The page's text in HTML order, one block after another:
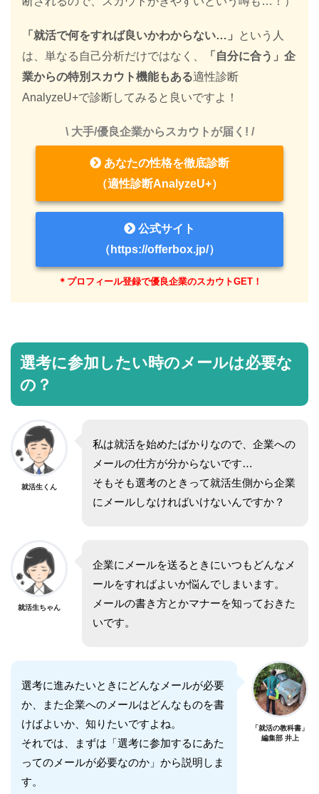
「就活で何をすれば良いかわからない…」
という人
は、単なる自己分析だけではなく、
「自分に合う」企
業からの特別スカウト機能もある適性診断
AnalyzeU+で診断してみると良いですよ！
\ 大手/優良企業からスカウトが届く! /
あなたの性格を徹底診断
（適性診断AnalyzeU+）
公式サイト
（https://offerbox.jp/）
＊プロフィール登録で優良企業のスカウトGET！
選考に参加したい時のメールは必要な
の？
就活生くん
私は就活を始めたばかりなので、企業への
メールの仕方が分からないです…
そもそも選考のときって就活生側から企業
にメールしなければいけないんですか？
就活生ちゃん
企業にメールを送るときにいつもどんなメ
ールをすればよいか悩んでしまいます。
メールの書き方とかマナーを知っておきた
いです。
選考に進みたいときにどんなメールが必要
か、また企業へのメールはどんなものを書
けばよいか、知りたいですよね。
それでは、まずは「選考に参加するにあた
ってのメールが必要なのか」から説明しま
す。
「就活の教科書」
編集部 井上